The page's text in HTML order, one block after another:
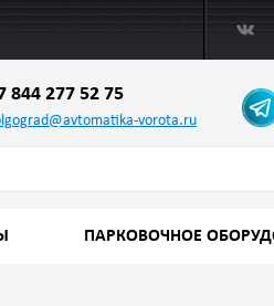
844 277 52 75
vorota.ru
ПАРКОВОЧНОЕ